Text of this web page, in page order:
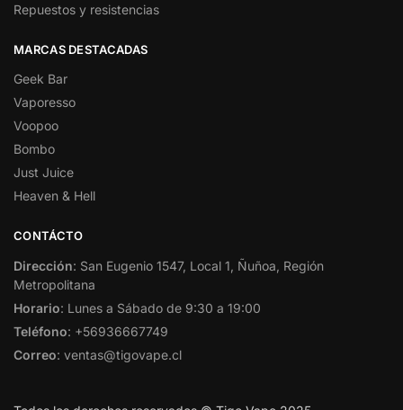
Repuestos y resistencias
MARCAS DESTACADAS
Geek Bar
Vaporesso
Voopoo
Bombo
Just Juice
Heaven & Hell
CONTÁCTO
Dirección: San Eugenio 1547, Local 1, Ñuñoa, Región
Metropolitana
Horario: Lunes a Sábado de 9:30 a 19:00
Teléfono: +56936667749
Correo: ventas@tigovape.cl